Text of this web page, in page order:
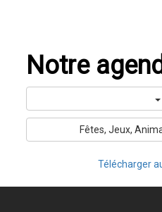
Notre
Fêtes, Jeux,
Télécharger